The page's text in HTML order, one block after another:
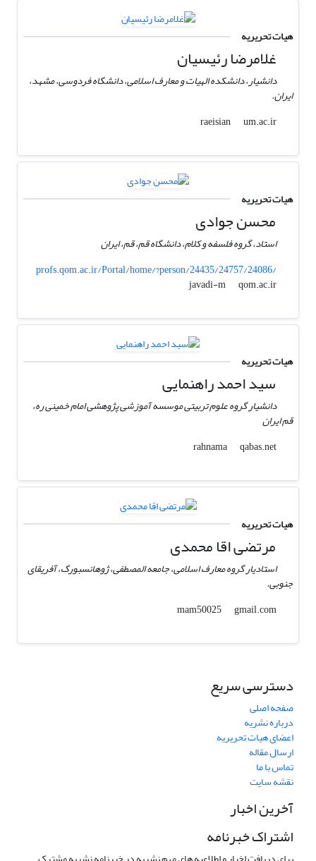
هیات تحریریه
غلامرضا رئیسیان
دانشیار، دانشکده الهیات و معارف اسلامی، دانشگاه فردوسی، مشهد،
ایران.
raeisian
um.ac.ir
هیات تحریریه
محسن جوادی
استاد، گروه فلسفه و کلام، دانشگاه قم، قم، ایران
profs.qom.ac.ir/Portal/home/?person/24435/24757/24086/
javadi-m
qom.ac.ir
هیات تحریریه
سید احمد راهنمایی
دانشیار گروه علوم تربیتی موسسه آموزشی پژوهشی امام خمینی ره،
قم ایران
rahnama
qabas.net
هیات تحریریه
مرتضی اقا محمدی
استادیار گروه معارف اسلامی، جامعه المصطفی، ژوهانسبورگ، آفریقای
جنوبی.
mam50025
gmail.com
دسترسی سریع
صفحه اصلی
درباره نشریه
اعضای هیات تحریریه
ارسال مقاله
تماس با ما
نقشه سایت
آخرین اخبار
اشتراک خبرنامه